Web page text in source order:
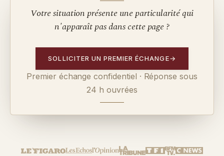
Votre situation présente une particularité qui
n'apparaît pas dans cette page ?
SOLLICITER UN PREMIER ÉCHANGE→
Premier échange confidentiel · Réponse sous
24 h ouvrées